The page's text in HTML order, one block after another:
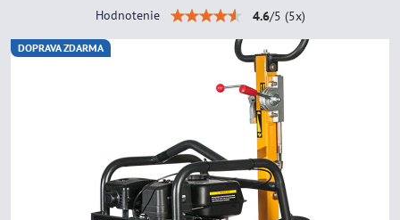
DOPRAVA ZDARMA
Hodnotenie 4.6/5 (5x)